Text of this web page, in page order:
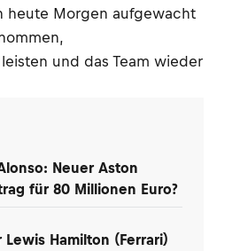
heute Morgen aufgewacht
und das Team wieder
Neuer Aston
für 80 Millionen Euro?
Hamilton (Ferrari)